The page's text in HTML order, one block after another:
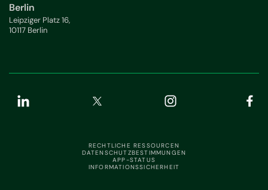
Berlin
Leipziger Platz 16,
10117 Berlin
RECHTLICHE RESSOURCEN
DATENSCHUTZBESTIMMUNGEN
APP-STATUS
INFORMATIONSSICHERHEIT